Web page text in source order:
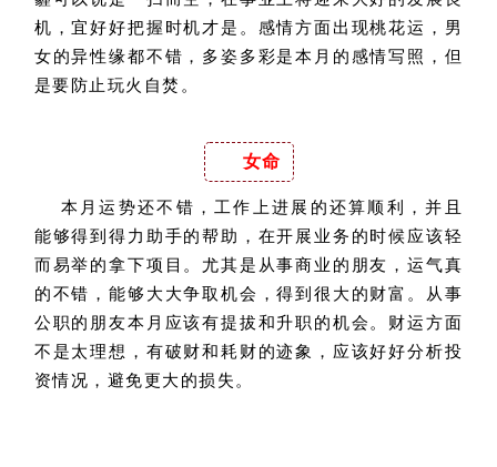
机，宜好好把握时机才是。感情方面出现桃花运，男
女的异性缘都不错，多姿多彩是本月的感情写照，但
是要防止玩火自焚。
女命
本月运势还不错，工作上进展的还算顺利，并且
能够得到得力助手的帮助，在开展业务的时候应该轻
而易举的拿下项目。尤其是从事商业的朋友，运气真
的不错，能够大大争取机会，得到很大的财富。从事
公职的朋友本月应该有提拔和升职的机会。财运方面
不是太理想，有破财和耗财的迹象，应该好好分析投
资情况，避免更大的损失。